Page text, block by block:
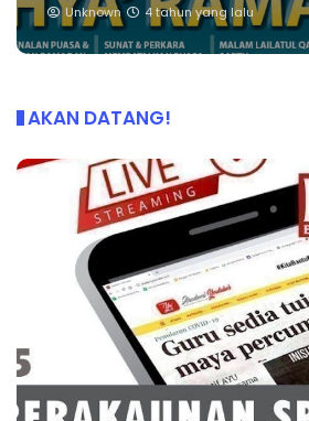
Unknown 4 tahun yang lalu
AKAN DATANG!